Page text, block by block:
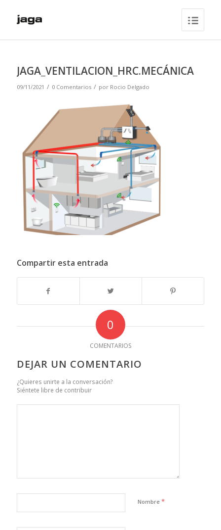
JAGA_VENTILACION_HRC.MECÁNICA
09/11/2021 / 0 Comentarios / por Rocio Delgado
Compartir esta entrada
0
COMENTARIOS
DEJAR UN COMENTARIO
¿Quieres unirte a la conversación?
Siéntete libre de contribuir
Nombre *